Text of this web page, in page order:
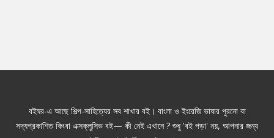
বইঘর-এ আছে শিল্প-সাহিত্যের সব শাখার বই। বাংলা ও ইংরেজি ভাষার পুরনো বা
সদ্যপ্রকাশিত কিংবা এক্সক্লুসিভ বই— কী নেই এখানে ? শুধু 'বই পড়া' নয়, আপনার জন্য